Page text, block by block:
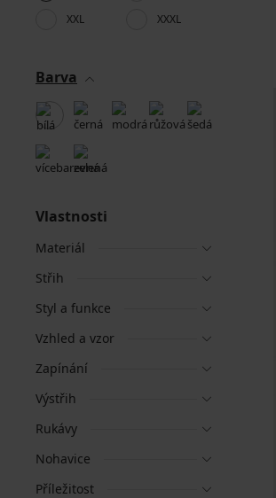
XXL XXXL
Barva
Vlastnosti
Materiál
Střih
Styl a funkce
Vzhled a vzor
Zapínání
Výstřih
Rukávy
Nohavice
Příležitost